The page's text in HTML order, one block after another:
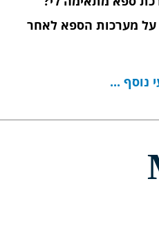
מערכות הספא לאחר
נוסף ...